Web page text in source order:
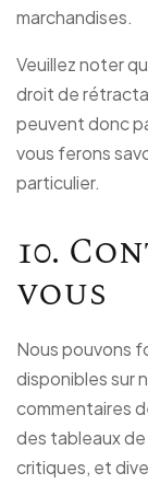
marchandises.
Veuillez noter
droit de
peuvent donc
vous ferons
particulier.
10.
vous
Nous pouvons
disponibles sur
commentaires
des tableaux
critiques, et